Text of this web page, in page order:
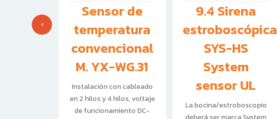
de
Sensor de
temperatura
convencional
M. YX-WG.31
Instalación con cableado
en 2 hilos y 4 hilos, voltaje
de funcionamiento DC-
9.4 Sirena
estroboscópica
SYS-HS
System
sensor UL
La bocina/estroboscopio
‹